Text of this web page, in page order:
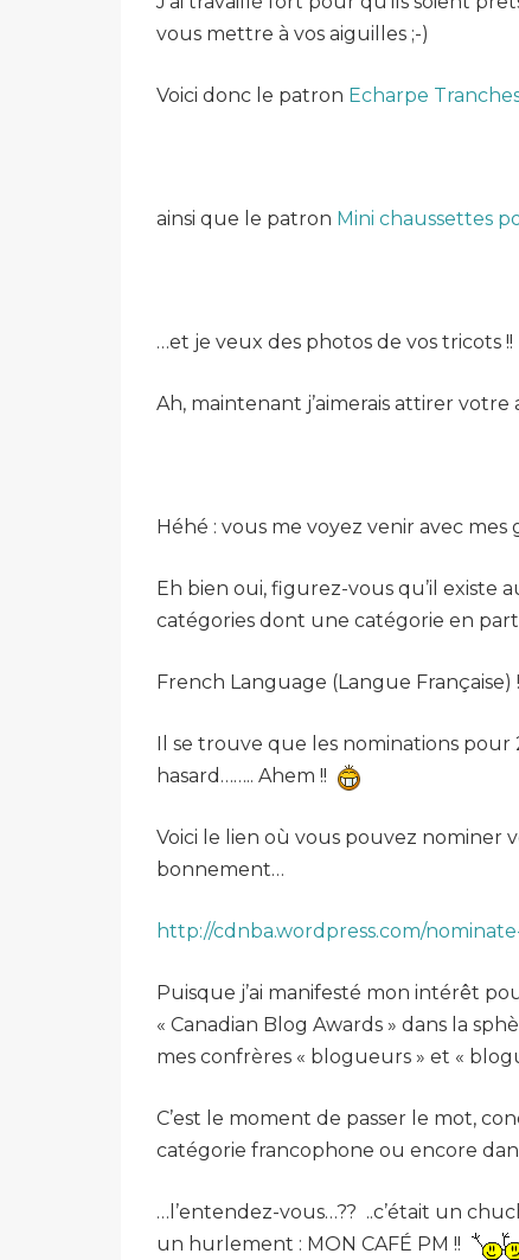
vous mettre à vos aiguilles ;-)
Voici donc le patron Echarpe
ainsi que le patron Mini chaussettes
…et je veux des photos de vos tricots !!
Ah, maintenant j’aimerais attirer votre
Héhé : vous me voyez venir avec mes
Eh bien oui, figurez-vous qu’il existe
catégories dont une catégorie en
French Language (Langue Française) !
Il se trouve que les nominations pour
hasard…….. Ahem !!
Voici le lien où vous pouvez nominer
bonnement…
http://cdnba.wordpress.com/
Puisque j’ai manifesté mon intérêt
« Canadian Blog Awards » dans la
mes confrères « blogueurs » et «
C’est le moment de passer le mot,
catégorie francophone ou encore
…l’entendez-vous…?? ..c’était un
un hurlement : MON CAFÉ PM !!